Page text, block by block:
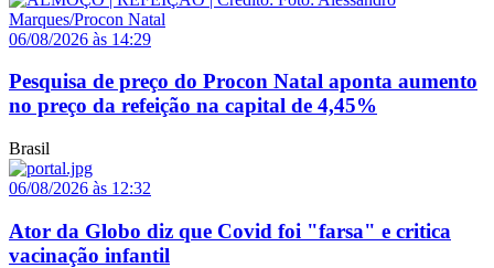
06/08/2026 às 14:29
Pesquisa de preço do Procon Natal aponta aumento
no preço da refeição na capital de 4,45%
Brasil
06/08/2026 às 12:32
Ator da Globo diz que Covid foi "farsa" e critica
vacinação infantil